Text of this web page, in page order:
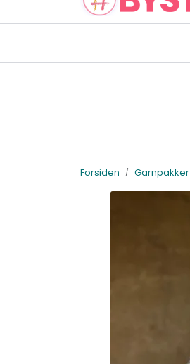
Skip to main content
Forsiden Garnpakker